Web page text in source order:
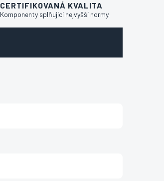
CERTIFIKOVANÁ KVALITA
Komponenty splňující nejvyšší normy.